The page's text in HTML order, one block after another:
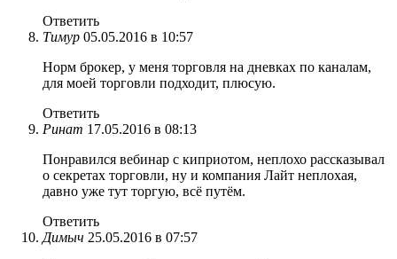
Ответить
Тимур 05.05.2016 в 10:57
Норм брокер, у меня торговля на дневках по каналам,
для моей торговли подходит, плюсую.
Ответить
Ринат 17.05.2016 в 08:13
Понравился вебинар с киприотом, неплохо рассказывал
о секретах торговли, ну и компания Лайт неплохая,
давно уже тут торгую, всё путём.
Ответить
Димыч 25.05.2016 в 07:57